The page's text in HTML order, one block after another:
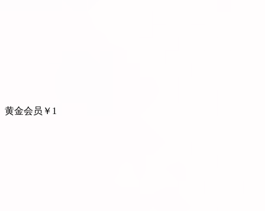
黄金会员 ￥ 1